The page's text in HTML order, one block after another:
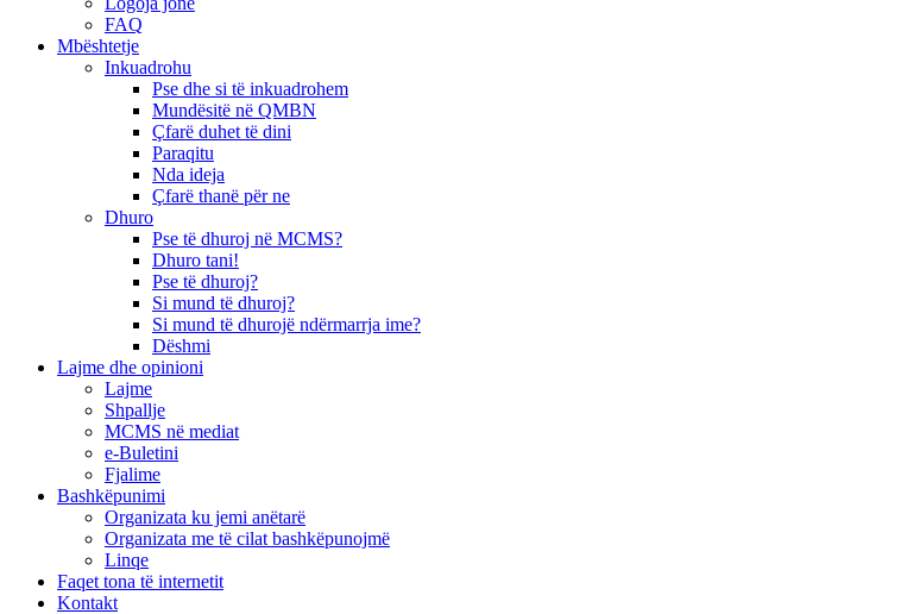
FAQ
Mbështetje
Inkuadrohu
Pse dhe si të inkuadrohem
Mundësitë në QMBN
Çfarë duhet të dini
Paraqitu
Nda ideja
Çfarë thanë për ne
Dhuro
Pse të dhuroj në MCMS?
Dhuro tani!
Pse të dhuroj?
Si mund të dhuroj?
Si mund të dhurojë ndërmarrja ime?
Dëshmi
Lajme dhe opinioni
Lajme
Shpallje
MCMS në mediat
e-Buletini
Fjalime
Bashkëpunimi
Organizata ku jemi anëtarë
Organizata me të cilat bashkëpunojmë
Linqe
Faqet tona të internetit
Kontakt